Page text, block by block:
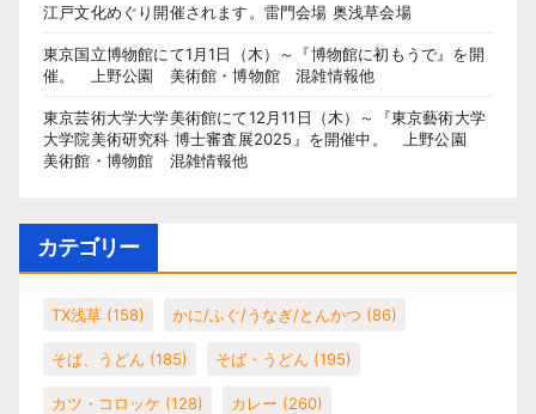
江戸文化めぐり開催されます。雷門会場 奥浅草会場
東京国立博物館にて1月1日（木）～『博物館に初もうで』を開
催。 上野公園 美術館・博物館 混雑情報他
東京芸術大学大学美術館にて12月11日（木）～『東京藝術大学
大学院美術研究科 博士審査展2025』を開催中。 上野公園
美術館・博物館 混雑情報他
カテゴリー
TX浅草 (158) かに/ふぐ/うなぎ/とんかつ (86)
そば、うどん (185) そば・うどん (195)
カツ・コロッケ (128) カレー (260)